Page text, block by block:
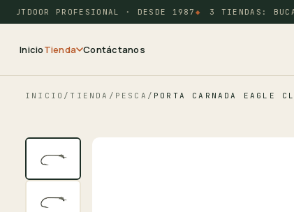
PROFESIONAL · DESDE 1987 3 TIENDAS:
InicioTienda Contáctanos
INICIO / TIENDA / PESCA / PORTA CARNADA EAGLE